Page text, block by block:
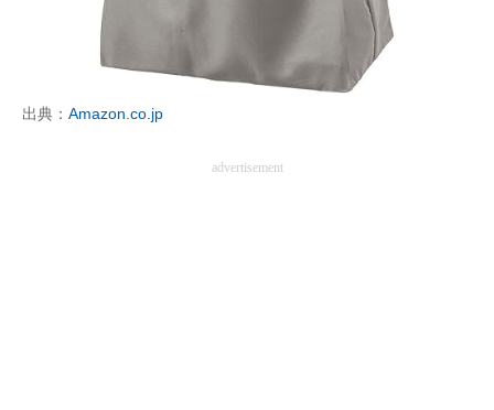
出典： Amazon.co.jp
advertisement